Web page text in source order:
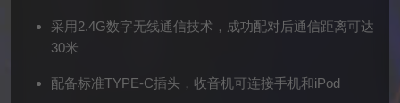
采用2.4G数字无线通信技术，成功配对后通信距离可达
30米
配备标准TYPE-C插头，收音机可连接手机和iPod